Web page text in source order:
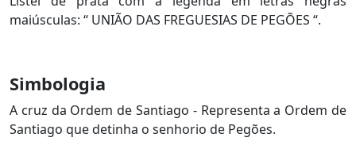
maiúsculas: “ UNIÃO DAS FREGUESIAS DE PEGÕES “.
Simbologia
A cruz da Ordem de Santiago - Representa a Ordem de
Santiago que detinha o senhorio de Pegões.